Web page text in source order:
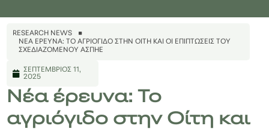
RESEARCH NEWS
ΝΈΑ ΈΡΕΥΝΑ: ΤΟ ΑΓΡΙΌΓΙΔΟ ΣΤΗΝ ΟΊΤΗ ΚΑΙ ΟΙ ΕΠΙΠΤΏΣΕΙΣ ΤΟΥ
ΣΧΕΔΙΑΖΌΜΕΝΟΥ ΑΣΠΗΕ
ΣΕΠΤΈΜΒΡΙΟΣ 11,
2025
Νέα έρευνα: Το
αγριόγιδο στην Οίτη και